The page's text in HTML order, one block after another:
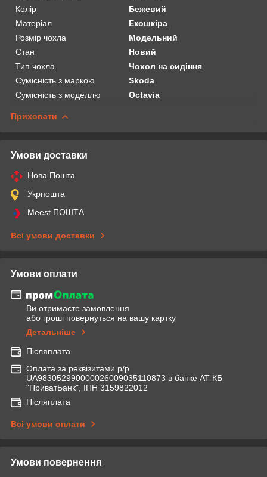
Колір
Бежевий
Матеріал
Екошкіра
Розмір чохла
Модельний
Стан
Новий
Тип чохла
Чохол на сидіння
Сумісність з маркою
Skoda
Сумісність з моделлю
Octavia
Приховати
Умови доставки
Нова Пошта
Укрпошта
Meest ПОШТА
Всі умови доставки
Умови оплати
Ви отримаєте замовлення
або гроші повернуться на вашу картку
Детальніше
Післяплата
Оплата за реквізитами р/р
UA983052990000026009035110873 в банке АТ КБ
"ПриватБанк", ІПН 3159822012
Післяплата
Всі умови оплати
Умови повернення